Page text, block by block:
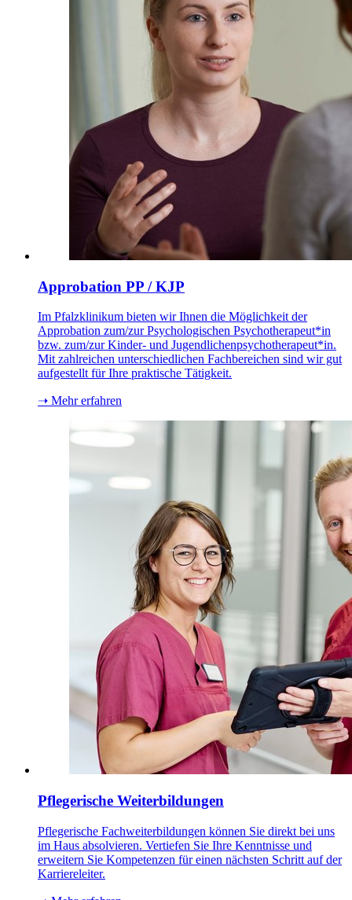
Approbation PP / KJP
Im Pfalzklinikum bieten wir Ihnen die Möglichkeit der
Approbation zum/zur Psychologischen Psychotherapeut*in
bzw. zum/zur Kinder- und Jugendlichenpsychotherapeut*in.
Mit zahlreichen unterschiedlichen Fachbereichen sind wir gut
aufgestellt für Ihre praktische Tätigkeit.
➝ Mehr erfahren
Pflegerische Weiterbildungen
Pflegerische Fachweiterbildungen können Sie direkt bei uns
im Haus absolvieren. Vertiefen Sie Ihre Kenntnisse und
erweitern Sie Kompetenzen für einen nächsten Schritt auf der
Karriereleiter.